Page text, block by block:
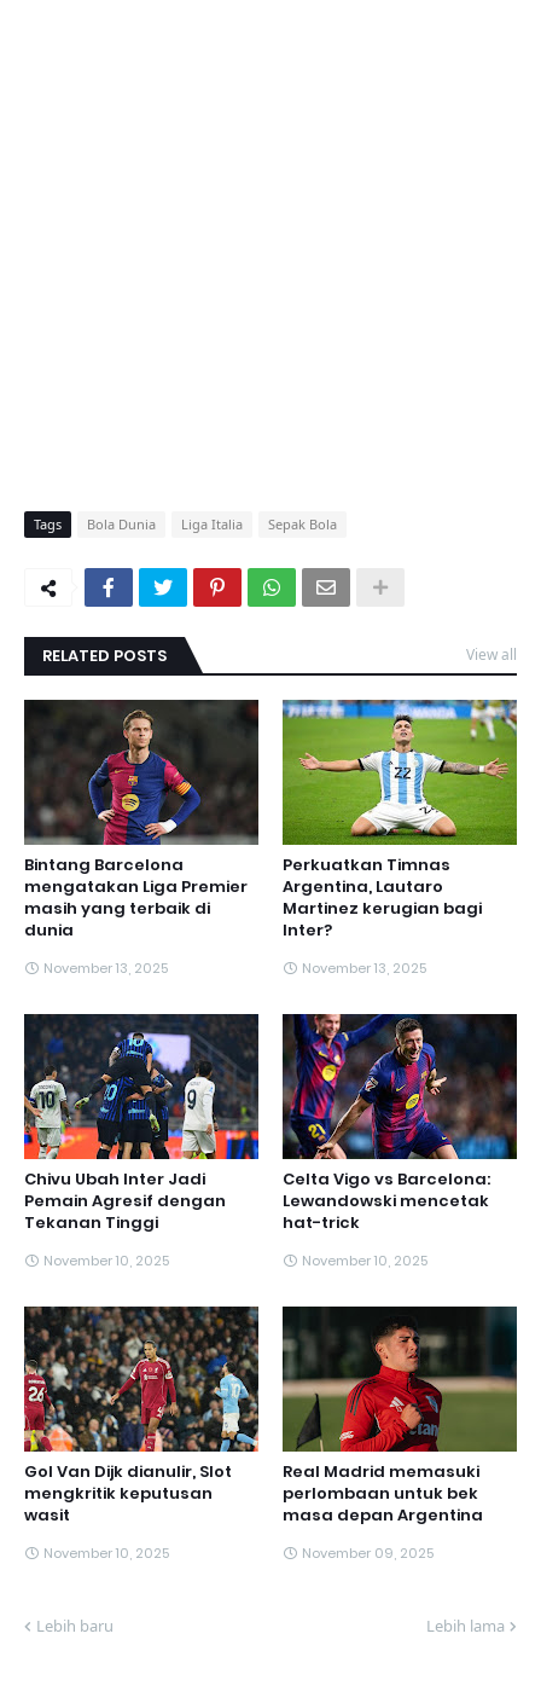
Tags Bola Dunia Liga Italia Sepak Bola
RELATED POSTS View all
Bintang Barcelona
mengatakan Liga Premier
masih yang terbaik di
dunia
November 13, 2025
Perkuatkan Timnas
Argentina, Lautaro
Martinez kerugian bagi
Inter?
November 13, 2025
Chivu Ubah Inter Jadi
Pemain Agresif dengan
Tekanan Tinggi
November 10, 2025
Celta Vigo vs Barcelona:
Lewandowski mencetak
hat-trick
November 10, 2025
Gol Van Dijk dianulir, Slot
mengkritik keputusan
wasit
November 10, 2025
Real Madrid memasuki
perlombaan untuk bek
masa depan Argentina
November 09, 2025
Lebih baru Lebih lama